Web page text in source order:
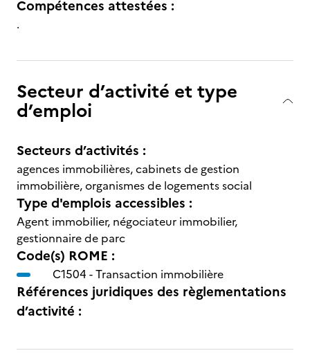
Compétences attestées :
.
Secteur d’activité et type
d’emploi
Secteurs d’activités :
agences immobilières, cabinets de gestion
immobilière, organismes de logements social
Type d'emplois accessibles :
Agent immobilier, négociateur immobilier,
gestionnaire de parc
Code(s) ROME :
C1504 -Transaction immobilière
Références juridiques des règlementations
d’activité :